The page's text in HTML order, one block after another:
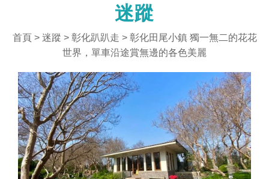
迷蹤
首頁> 迷蹤 > 彰化趴趴走 > 彰化田尾小鎮 獨一無二的花花
世界，單車沿途賞無邊的各色美麗